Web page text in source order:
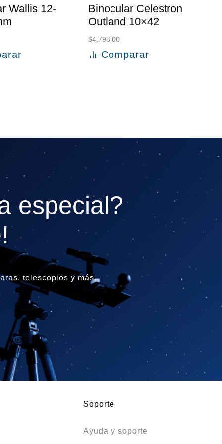
Wallis 12-
carrito
Binocular Celestron
Outland 10×42
$4,798.00
Añadir al carrito
Comparar
especial?
telescopios y más.
Soporte
Ayuda y soporte